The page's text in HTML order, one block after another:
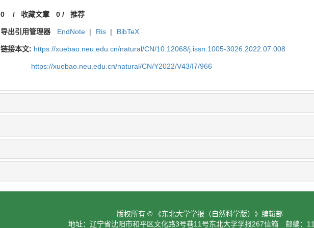
0 / 收藏文章 0/ 推荐
导出引用管理器 EndNote | Ris | BibTeX
链接本文: https://xuebao.neu.edu.cn/natural/CN/10.12068/j.issn.1005-3026.2022.07.008
https://xuebao.neu.edu.cn/natural/CN/Y2022/V43/I7/966
版权所有 © 《东北大学学报（自然科学版）》编辑部
地址：辽宁省沈阳市和平区文化路3号巷11号东北大学学报267信箱 邮编：